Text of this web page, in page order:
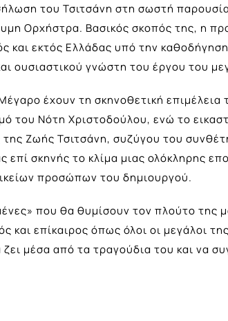
του Τσιτσάνη στη σωστή
Ορχήστρα. Βασικός σκοπός της, η
και εκτός Ελλάδας υπό την
ουσιαστικού γνώστη του έργου του
έχουν τη σκηνοθετική
του Νότη Χριστοδούλου, ενώ το
Ζωής Τσιτσάνη, συζύγου του
σκηνής το κλίμα μιας ολόκληρης
προσώπων του δημιουργού.
που θα θυμίσουν τον πλούτο της
και επίκαιρος όπως όλοι οι μεγάλοι
μέσα από τα τραγούδια του και να